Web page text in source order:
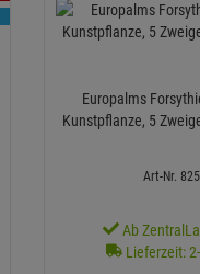
Europalms
Kunstpflanze, 5
Art-Nr.
Ab
Lieferzeit: